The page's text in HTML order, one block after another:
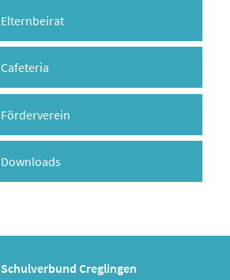
Elternbeirat
Cafeteria
Förderverein
Downloads
Schulverbund Creglingen